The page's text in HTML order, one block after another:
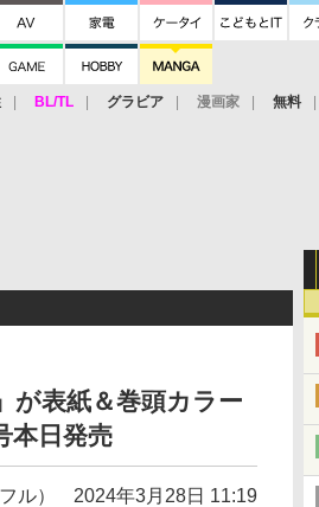
BL/TL グラビア 漫画家 無料
が表紙＆巻頭カラー
本日発売
ル） 2024年3月28日 11:19